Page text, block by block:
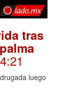
tras
luego